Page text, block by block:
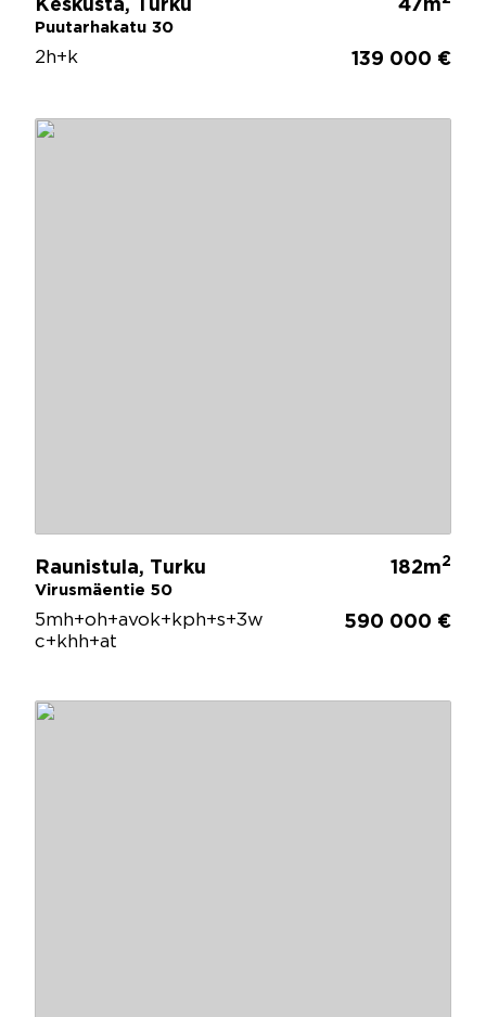
Keskusta, Turku
Puutarhakatu 30
47m
2h+k 139 000 €
Raunistula, Turku
Virusmäentie 50
182m2
5mh+oh+avok+kph+s+3w
c+khh+at
590 000 €